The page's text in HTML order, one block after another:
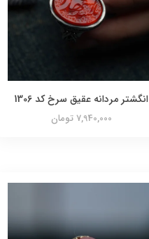
انگشتر مردانه عقیق سرخ کد 1306
7,940,000 تومان